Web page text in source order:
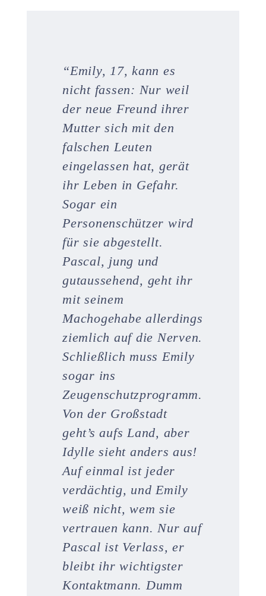
“Emily, 17, kann es
nicht fassen: Nur weil
der neue Freund ihrer
Mutter sich mit den
falschen Leuten
eingelassen hat, gerät
ihr Leben in Gefahr.
Sogar ein
Personenschützer wird
für sie abgestellt.
Pascal, jung und
gutaussehend, geht ihr
mit seinem
Machogehabe allerdings
ziemlich auf die Nerven.
Schließlich muss Emily
sogar ins
Zeugenschutzprogramm.
Von der Großstadt
geht’s aufs Land, aber
Idylle sieht anders aus!
Auf einmal ist jeder
verdächtig, und Emily
weiß nicht, wem sie
vertrauen kann. Nur auf
Pascal ist Verlass, er
bleibt ihr wichtigster
Kontaktmann. Dumm